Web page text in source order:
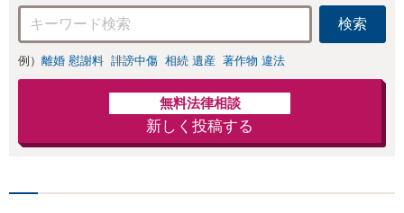
検索
例） 離婚 慰謝料 誹謗中傷 相続 遺産 著作物 違法
無料法律相談
新しく投稿する